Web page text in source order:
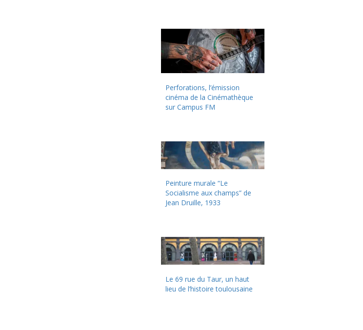
Perforations, l’émission
cinéma de la Cinémathèque
sur Campus FM
Peinture murale “Le
Socialisme aux champs” de
Jean Druille, 1933
Le 69 rue du Taur, un haut
lieu de l’histoire toulousaine